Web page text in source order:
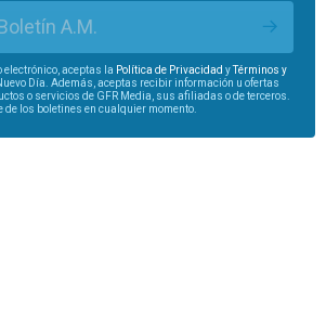
A.M.
electrónico, aceptas la Política de Privacidad yTérminos y
Día. Además, aceptas recibir información u ofertas
o servicios de GFR Media, sus afiliadas o de terceros.
de los boletines en cualquier momento.